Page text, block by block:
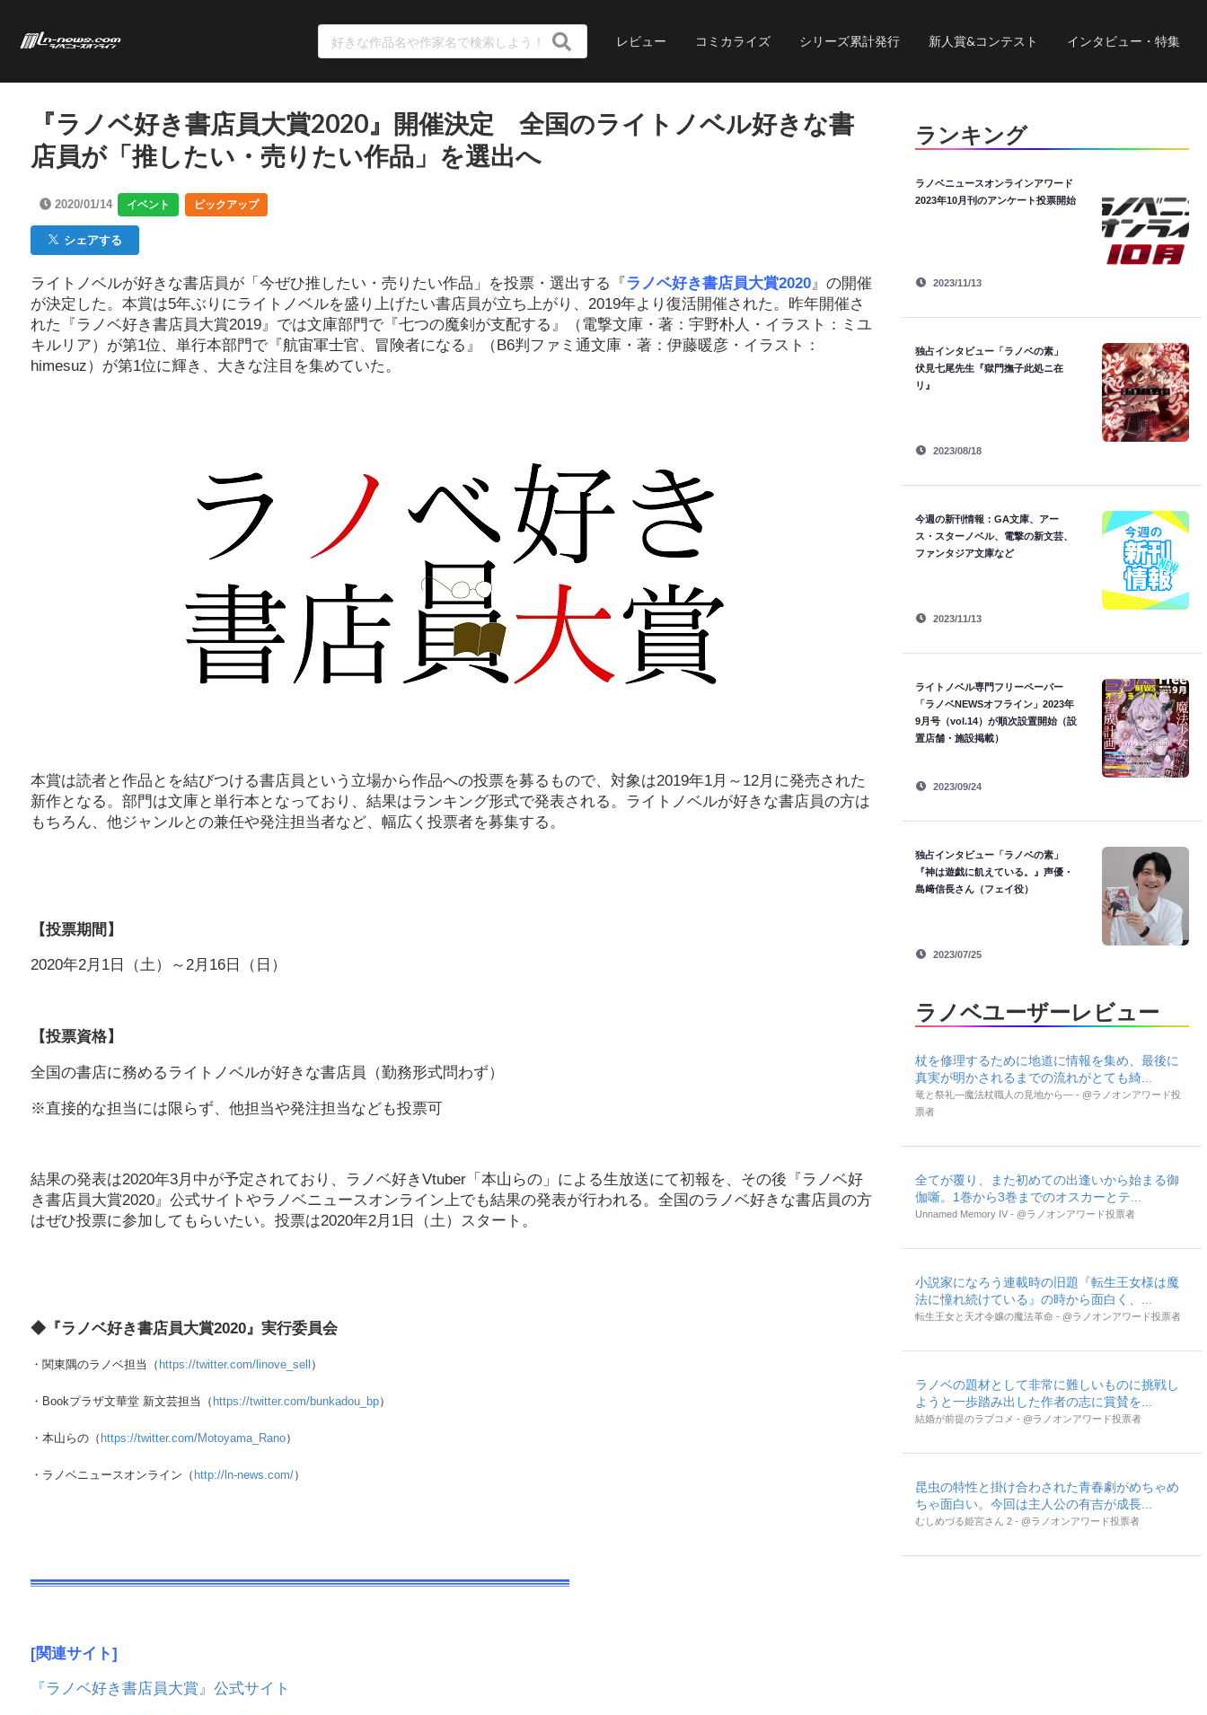
レビュー コミカライズ シリーズ累計発行 新人賞&コンテスト インタビュー・特集
『ラノベ好き書店員大賞2020』開催決定 全国のライトノベル好きな書
店員が「推したい・売りたい作品」を選出へ
2020/01/14 イベント ピックアップ
シェアする
ライトノベルが好きな書店員が「今ぜひ推したい・売りたい作品」を投票・選出する『 ラノベ好き書店員大賞2020』の開催
が決定した。本賞は5年ぶりにライトノベルを盛り上げたい書店員が立ち上がり、2019年より復活開催された。昨年開催さ
れた『ラノベ好き書店員大賞2019』では文庫部門で『七つの魔剣が支配する』（電撃文庫・著：宇野朴人・イラスト：ミユ
キルリア）が第1位、単行本部門で『航宙軍士官、冒険者になる』（B6判ファミ通文庫・著：伊藤暖彦・イラスト：
himesuz）が第1位に輝き、大きな注目を集めていた。
本賞は読者と作品とを結びつける書店員という立場から作品への投票を募るもので、対象は2019年1月～12月に発売された
新作となる。部門は文庫と単行本となっており、結果はランキング形式で発表される。ライトノベルが好きな書店員の方は
もちろん、他ジャンルとの兼任や発注担当者など、幅広く投票者を募集する。
【投票期間】
2020年2月1日（土）～2月16日（日）
【投票資格】
全国の書店に務めるライトノベルが好きな書店員（勤務形式問わず）
※直接的な担当には限らず、他担当や発注担当なども投票可
結果の発表は2020年3月中が予定されており、ラノベ好きVtuber「本山らの」による生放送にて初報を、その後『ラノベ好
き書店員大賞2020』公式サイトやラノベニュースオンライン上でも結果の発表が行われる。全国のラノベ好きな書店員の方
はぜひ投票に参加してもらいたい。投票は2020年2月1日（土）スタート。
◆『ラノベ好き書店員大賞2020』実行委員会
・関東隅のラノベ担当（ https://twitter.com/linove_sell ）
・Bookプラザ文華堂 新文芸担当（ https://twitter.com/bunkadou_bp）
・本山らの（ https://twitter.com/Motoyama_Rano）
・ラノベニュースオンライン（ http://ln-news.com/）
[関連サイト]
『ラノベ好き書店員大賞』公式サイト
ランキング
ラノベニュースオンラインアワード
2023年10月刊のアンケート投票開始
2023/11/13
独占インタビュー「ラノベの素」
伏見七尾先生『獄門撫子此処ニ在
リ』
2023/08/18
今週の新刊情報：GA文庫、アー
ス・スターノベル、電撃の新文芸、
ファンタジア文庫など
2023/11/13
ライトノベル専門フリーペーパー
「ラノベNEWSオフライン」2023年
9月号（vol.14）が順次設置開始（設
置店舗・施設掲載）
2023/09/24
独占インタビュー「ラノベの素」
『神は遊戯に飢えている。』声優・
島﨑信長さん（フェイ役）
2023/07/25
ラノベユーザーレビュー
杖を修理するために地道に情報を集め、最後に
真実が明かされるまでの流れがとても綺...
竜と祭礼―魔法杖職人の見地から― - @ラノオンアワード投
票者
全てが覆り、また初めての出逢いから始まる御
伽噺。1巻から3巻までのオスカーとテ...
Unnamed Memory IV - @ラノオンアワード投票者
小説家になろう連載時の旧題『転生王女様は魔
法に憧れ続けている』の時から面白く、...
転生王女と天才令嬢の魔法革命 - @ラノオンアワード投票者
ラノベの題材として非常に難しいものに挑戦し
ようと一歩踏み出した作者の志に賞賛を...
結婚が前提のラブコメ - @ラノオンアワード投票者
昆虫の特性と掛け合わされた青春劇がめちゃめ
ちゃ面白い。今回は主人公の有吉が成長...
むしめづる姫宮さん 2 - @ラノオンアワード投票者